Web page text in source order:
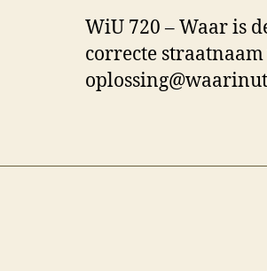
WiU 720 – Waar is
correcte